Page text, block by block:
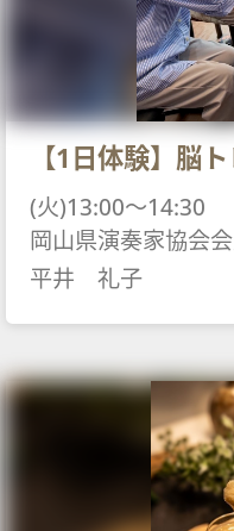
【1日体験】脳
(火)13:00～14:30
岡山県演奏家協会
平井 礼子